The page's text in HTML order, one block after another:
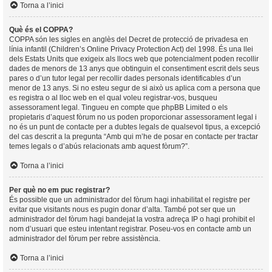
Torna a l’inici
Què és el COPPA?
COPPA són les sigles en anglès del Decret de protecció de privadesa en
línia infantil (Children’s Online Privacy Protection Act) del 1998. És una llei
dels Estats Units que exigeix als llocs web que potencialment poden recollir
dades de menors de 13 anys que obtinguin el consentiment escrit dels seus
pares o d’un tutor legal per recollir dades personals identificables d’un
menor de 13 anys. Si no esteu segur de si això us aplica com a persona que
es registra o al lloc web en el qual voleu registrar-vos, busqueu
assessorament legal. Tingueu en compte que phpBB Limited o els
propietaris d’aquest fòrum no us poden proporcionar assessorament legal i
no és un punt de contacte per a dubtes legals de qualsevol tipus, a excepció
del cas descrit a la pregunta “Amb qui m’he de posar en contacte per tractar
temes legals o d’abús relacionats amb aquest fòrum?”.
Torna a l’inici
Per què no em puc registrar?
És possible que un administrador del fòrum hagi inhabilitat el registre per
evitar que visitants nous es pugin donar d’alta. També pot ser que un
administrador del fòrum hagi bandejat la vostra adreça IP o hagi prohibit el
nom d’usuari que esteu intentant registrar. Poseu-vos en contacte amb un
administrador del fòrum per rebre assistència.
Torna a l’inici